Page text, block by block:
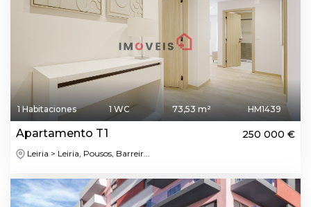
1 Habitaciones 1 WC 73,53 m² HM1439
Apartamento T1 250 000 €
Leiria > Leiria, Pousos, Barreir...